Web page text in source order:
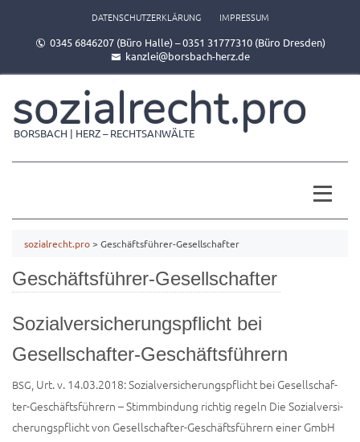
DATENSCHUTZERKLÄRUNG IMPRESSUM
0345 6846207 (Büro Halle) – 0351 31777310 (Büro Dresden)
kanzlei@borsbach-herz.de
sozialrecht.pro
BORSBACH | HERZ – RECHTSANWÄLTE
sozialrecht.pro> Geschäftsführer-Gesellschafter
Geschäftsführer-Gesellschafter
Sozialversicherungspflicht bei
Gesellschafter-Geschäftsführern
BSG, Urt. v. 14.03.2018: Sozi­al­ver­si­che­rungs­pflicht bei Gesell­schaf­
ter-Geschäfts­füh­rern – Stimm­bin­dung rich­tig regeln Die Sozi­al­ver­si­
che­rungs­pflicht von Gesel­l­­schaf­­ter-Geschäfts­­­füh­­rern einer GmbH